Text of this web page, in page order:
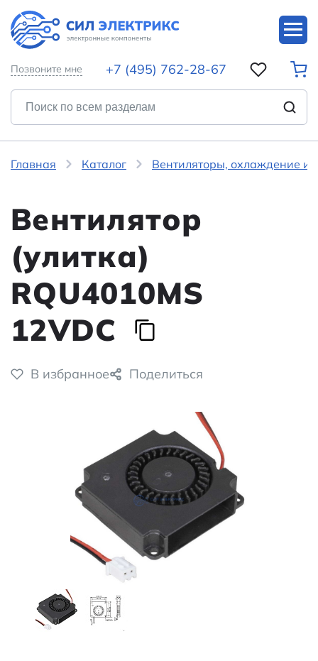
Позвоните мне +7 (495) 762-28-67
Главная Каталог Вентиляторы, охлаждение и
Вентилятор
(улитка)
RQU4010MS
12VDC
В избранное Поделиться